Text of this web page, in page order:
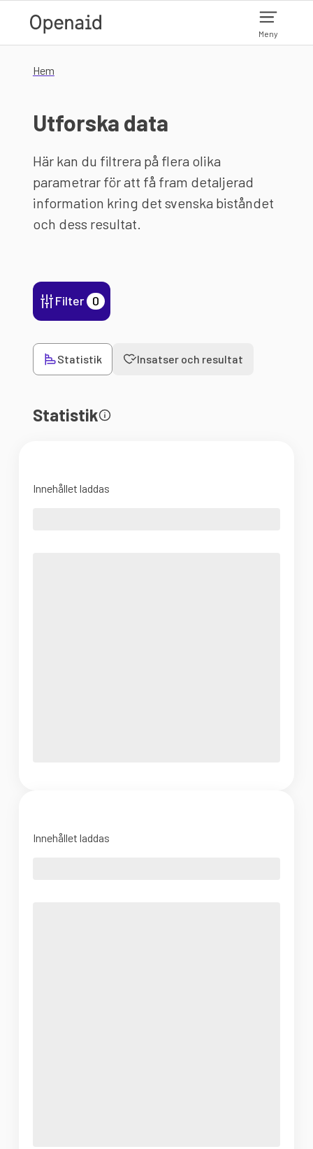
Meny
Hem
Utforska data
Här kan du filtrera på flera olika
parametrar för att få fram detaljerad
information kring det svenska biståndet
och dess resultat.
Filter 0
Statistik Insatser och resultat
Statistik
Innehållet laddas
Innehållet laddas